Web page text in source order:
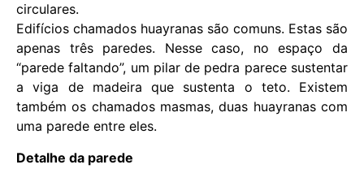
circulares.
Edifícios chamados huayranas são comuns. Estas são
apenas três paredes. Nesse caso, no espaço da
“parede faltando”, um pilar de pedra parece sustentar
a viga de madeira que sustenta o teto. Existem
também os chamados masmas, duas huayranas com
uma parede entre eles.
Detalhe da parede